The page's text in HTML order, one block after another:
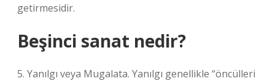
getirmesidir.
Beşinci sanat nedir?
5. Yanılgı veya Mugalata. Yanılgı genellikle “öncülleri